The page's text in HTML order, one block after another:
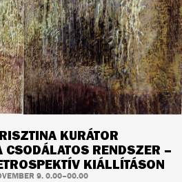
KURÁTOR
CSODÁLATOS RENDSZER –
KIÁLLÍTÁSON
9. 0.00–00.00